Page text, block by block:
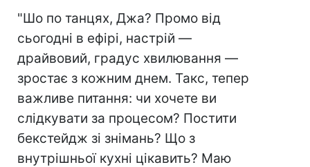
"Шо по танцях, Джа? Промо від
сьогодні в ефірі, настрій —
драйвовий, градус хвилювання —
зростає з кожним днем. Такс, тепер
важливе питання: чи хочете ви
слідкувати за процесом? Постити
бекстейдж зі знімань? Що з
внутрішньої кухні цікавить? Маю